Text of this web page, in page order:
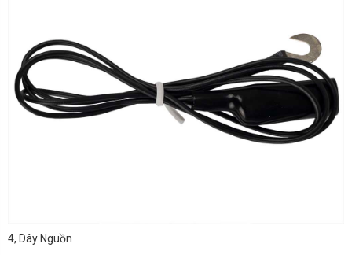
4, Dây Nguồn